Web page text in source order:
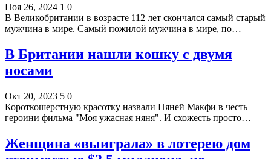
Ноя 26, 2024 1 0
В Великобритании в возрасте 112 лет скончался самый старый
мужчина в мире. Самый пожилой мужчина в мире, по…
В Британии нашли кошку с двумя
носами
Окт 20, 2023 5 0
Короткошерстную красотку назвали Няней Макфи в честь
героини фильма "Моя ужасная няня". И схожесть просто…
Женщина «выиграла» в лотерею дом